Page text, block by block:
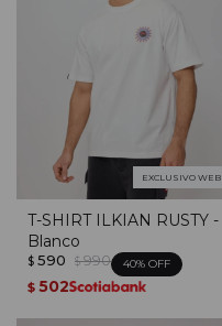
EXCLUSIVO WEB
T-SHIRT ILKIAN RUSTY -
Blanco
$ 590 $ 990 40
$ 502